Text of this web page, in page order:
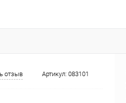
отзыв Артикул: 083101